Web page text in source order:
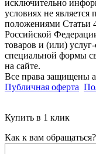
исключительно
условиях не
положениями Статьи
Российской
товаров и (или)
специальной формы
на сайте.
Все права защищены
Публичная оферта
Купить в 1 клик
Как к вам обращаться?